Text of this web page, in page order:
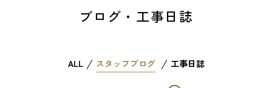
ブログ・工事日誌
ALL スタッフブログ 工事日誌